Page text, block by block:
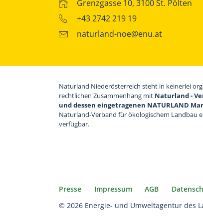
Grenzgasse 10, 3100 St. Pölten
+43 2742 219 19
naturland-noe@enu.at
Naturland Niederösterreich steht in keinerlei
rechtlichen Zusammenhang mit Naturland -
und dessen eingetragenen NATURLAND
Naturland-Verband für ökologischem Landbau
verfügbar.
Presse Impressum AGB
© 2026 Energie- und Umweltagentur des